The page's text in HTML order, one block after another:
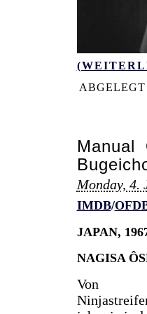
Monday, 4.
IMDB/
JAPAN,
NAGISA
Von